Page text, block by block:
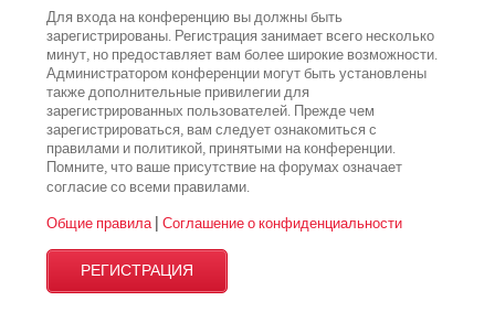
Для входа на конференцию вы должны быть
зарегистрированы. Регистрация занимает всего несколько
минут, но предоставляет вам более широкие возможности.
Администратором конференции могут быть установлены
также дополнительные привилегии для
зарегистрированных пользователей. Прежде чем
зарегистрироваться, вам следует ознакомиться с
правилами и политикой, принятыми на конференции.
Помните, что ваше присутствие на форумах означает
согласие со всемиправилами.
Общие правила| Соглашение о конфиденциальности
РЕГИСТРАЦИЯ